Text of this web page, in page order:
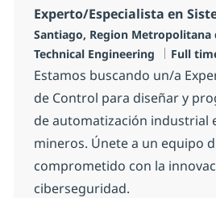
Experto/Especialista en
Localização
Santiago, Region Metropolitana
Technical Engineering
Tipo de
Full
Estamos buscando un/a
de Control para diseñar y
de automatización industrial
mineros. Únete a un equipo
comprometido con la
ciberseguridad.